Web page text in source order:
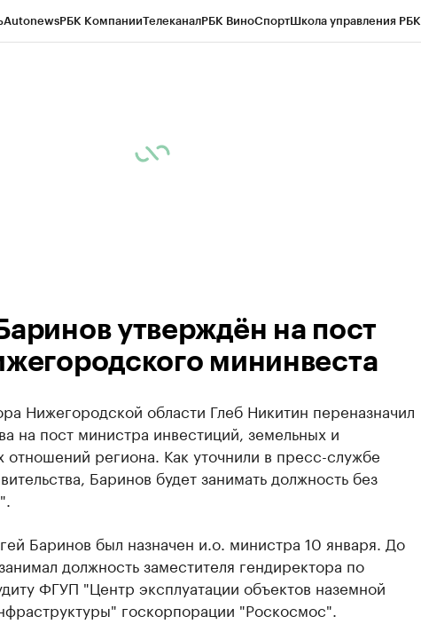
AutonewsРБК КомпанииТелеканалРБК ВиноСпортШкола управления РБК
утверждён на пост
мининвеста
Нижегородской области Глеб Никитин переназначил
на пост министра инвестиций, земельных и
региона. Как уточнили в пресс-службе
Баринов будет занимать должность без
Баринов был назначен и.о. министра 10 января. До
должность заместителя гендиректора по
ФГУП "Центр эксплуатации объектов наземной
госкорпорации "Роскосмос".